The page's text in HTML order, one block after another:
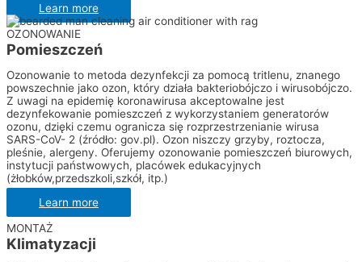
Learn more
OZONOWANIE
Pomieszczeń
Ozonowanie to metoda dezynfekcji za pomocą tritlenu, znanego
powszechnie jako ozon, który działa bakteriobójczo i wirusobójczo.
Z uwagi na epidemię koronawirusa akceptowalne jest
dezynfekowanie pomieszczeń z wykorzystaniem generatorów
ozonu, dzięki czemu ogranicza się rozprzestrzenianie wirusa
SARS-CoV- 2 (źródło: gov.pl). Ozon niszczy grzyby, roztocza,
pleśnie, alergeny. Oferujemy ozonowanie pomieszczeń biurowych,
instytucji państwowych, placówek edukacyjnych
(żłobków,przedszkoli,szkół, itp.)
Learn more
MONTAŻ
Klimatyzacji